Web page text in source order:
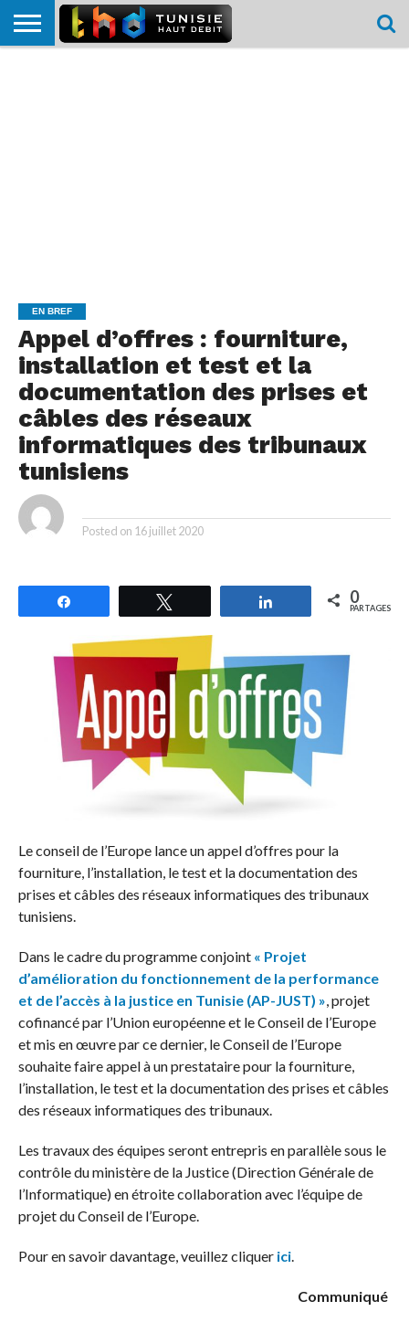
EN BREF
Appel d’offres : fourniture,
installation et test et la
documentation des prises et
câbles des réseaux
informatiques des tribunaux
tunisiens
Posted on 16 juillet 2020
Partagez 0
PARTAGES
Le conseil de l’Europe lance un appel d’offres pour la
fourniture, l’installation, le test et la documentation des
prises et câbles des réseaux informatiques des tribunaux
tunisiens.
Dans le cadre du programme conjoint « Projet
d’amélioration du fonctionnement de la performance
et de l’accès à la justice en Tunisie (AP-JUST) », projet
cofinancé par l’Union européenne et le Conseil de l’Europe
et mis en œuvre par ce dernier, le Conseil de l’Europe
souhaite faire appel à un prestataire pour la fourniture,
l’installation, le test et la documentation des prises et câbles
des réseaux informatiques des tribunaux.
Les travaux des équipes seront entrepris en parallèle sous le
contrôle du ministère de la Justice (Direction Générale de
l’Informatique) en étroite collaboration avec l’équipe de
projet du Conseil de l’Europe.
Pour en savoir davantage, veuillez cliquer ici.
Communiqué